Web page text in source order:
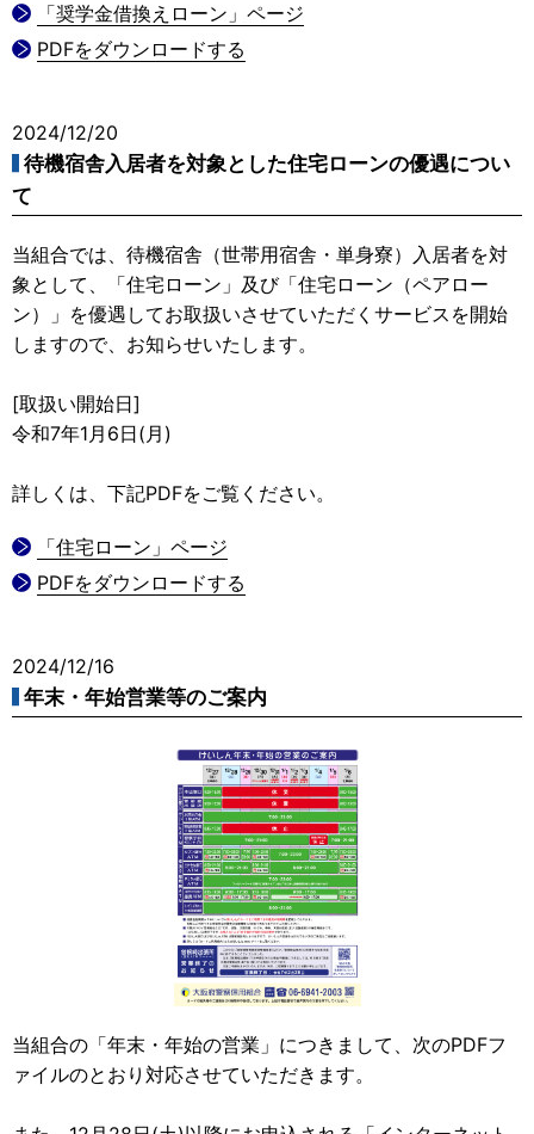
「奨学金借換えローン」ページ
PDFをダウンロードする
2024/12/20
待機宿舎入居者を対象とした住宅ローンの優遇につい
て
当組合では、待機宿舎（世帯用宿舎・単身寮）入居者を対
象として、「住宅ローン」及び「住宅ローン（ペアロー
ン）」を優遇してお取扱いさせていただくサービスを開始
しますので、お知らせいたします。
[取扱い開始日]
令和7年1月6日(月)
詳しくは、下記PDFをご覧ください。
「住宅ローン」ページ
PDFをダウンロードする
2024/12/16
年末・年始営業等のご案内
当組合の「年末・年始の営業」につきまして、次のPDFフ
ァイルのとおり対応させていただきます。